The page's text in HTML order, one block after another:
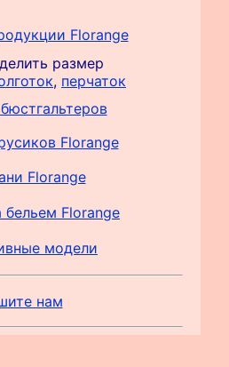
Florange
размер
, перчаток
Florange
Florange
бельем Florange
модели
нам